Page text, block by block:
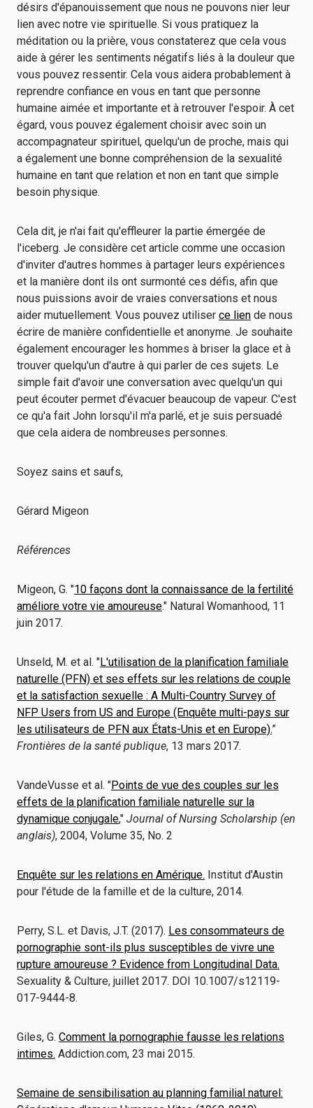
désirs d'épanouissement que nous ne pouvons nier leur
lien avec notre vie spirituelle. Si vous pratiquez la
méditation ou la prière, vous constaterez que cela vous
aide à gérer les sentiments négatifs liés à la douleur que
vous pouvez ressentir. Cela vous aidera probablement à
reprendre confiance en vous en tant que personne
humaine aimée et importante et à retrouver l'espoir. À cet
égard, vous pouvez également choisir avec soin un
accompagnateur spirituel, quelqu'un de proche, mais qui
a également une bonne compréhension de la sexualité
humaine en tant que relation et non en tant que simple
besoin physique.
Cela dit, je n'ai fait qu'effleurer la partie émergée de
l'iceberg. Je considère cet article comme une occasion
d'inviter d'autres hommes à partager leurs expériences
et la manière dont ils ont surmonté ces défis, afin que
nous puissions avoir de vraies conversations et nous
aider mutuellement. Vous pouvez utiliser ce lien de nous
écrire de manière confidentielle et anonyme. Je souhaite
également encourager les hommes à briser la glace et à
trouver quelqu'un d'autre à qui parler de ces sujets. Le
simple fait d'avoir une conversation avec quelqu'un qui
peut écouter permet d'évacuer beaucoup de vapeur. C'est
ce qu'a fait John lorsqu'il m'a parlé, et je suis persuadé
que cela aidera de nombreuses personnes.
Soyez sains et saufs,
Gérard Migeon
Références
Migeon, G. "10 façons dont la connaissance de la fertilité
améliore votre vie amoureuse." Natural Womanhood, 11
juin 2017.
Unseld, M. et al. "L'utilisation de la planification familiale
naturelle (PFN) et ses effets sur les relations de couple
et la satisfaction sexuelle : A Multi-Country Survey of
NFP Users from US and Europe (Enquête multi-pays sur
les utilisateurs de PFN aux États-Unis et en Europe).”
Frontières de la santé publique, 13 mars 2017.
VandeVusse et al. "Points de vue des couples sur les
effets de la planification familiale naturelle sur la
dynamique conjugale," Journal of Nursing Scholarship (en
anglais), 2004, Volume 35, No. 2
Enquête sur les relations en Amérique. Institut d'Austin
pour l'étude de la famille et de la culture, 2014.
Perry, S.L. et Davis, J.T. (2017). Les consommateurs de
pornographie sont-ils plus susceptibles de vivre une
rupture amoureuse ? Evidence from Longitudinal Data.
Sexuality & Culture, juillet 2017. DOI 10.1007/s12119-
017-9444-8.
Giles, G. Comment la pornographie fausse les relations
intimes. Addiction.com, 23 mai 2015.
Semaine de sensibilisation au planning familial naturel: